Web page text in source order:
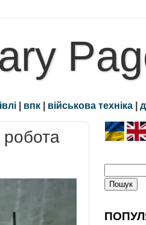
| впк | військова техніка |